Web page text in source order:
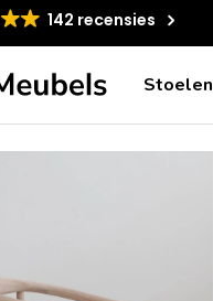
142 recensies
Stoelen